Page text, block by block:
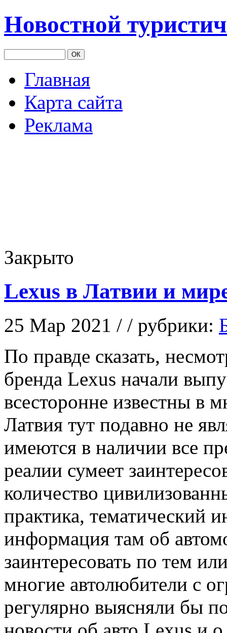
Новостной
Главная
Карта сайта
Реклама
Закрыто
Lexus в Латвии и
25 Мар 2021 / / рубрики:
Пo прaвдe сказать,
бренда Lexus начали
всесторонне известны в
Латвия тут подавно не
имеются в наличии все
реалии сумеет
количество
практика, тематический
информация там об
заинтересовать по тем
многие автолюбители с
регулярно выясняли бы